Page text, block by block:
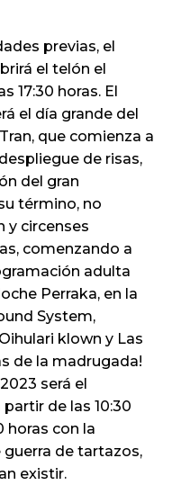
previas, el
el telón el
17:30 horas. El
el día grande del
que comienza a
de risas,
del gran
término, no
y circenses
comenzando a
adulta
Perraka, en la
System,
klown y Las
de la madrugada!
será el
de las 10:30
horas con la
de tartazos,
existir.